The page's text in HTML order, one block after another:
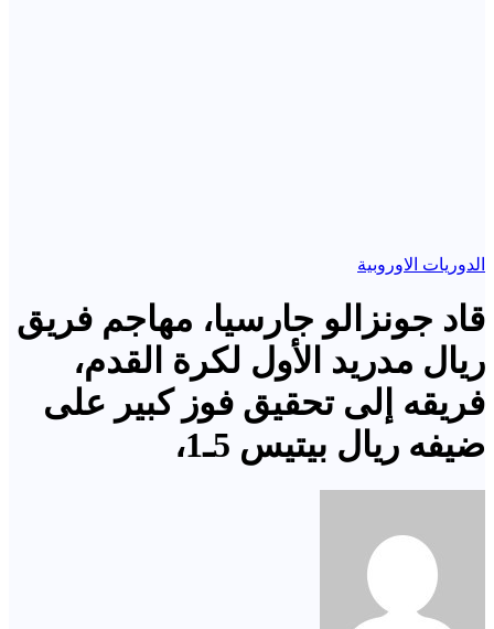
الدوريات الاوروبية
قاد جونزالو جارسيا، مهاجم فريق
ريال مدريد الأول لكرة القدم،
فريقه إلى تحقيق فوز كبير على
ضيفه ريال بيتيس 5ـ1،